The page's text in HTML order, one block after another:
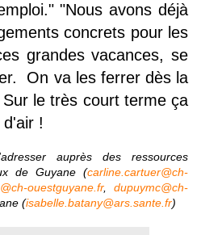
"Nous avons déjà
concrets pour les
grandes vacances, se
On va les ferrer dès la
le très court terme ça
!
auprès des ressources
de Guyane (carline.cartuer@ch-
ouestguyane.fr, dupuymc@ch-
(isabelle.batany@ars.sante.fr)